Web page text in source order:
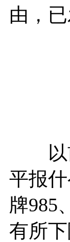
由，
以前
平报
牌985
有所